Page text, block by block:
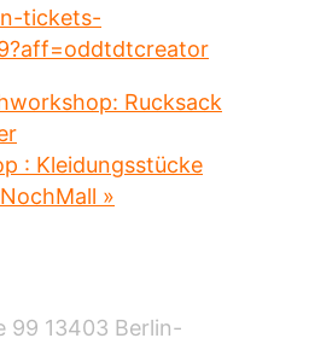
tickets-
Rucksack
: Kleidungsstücke
»
99 13403 Berlin-